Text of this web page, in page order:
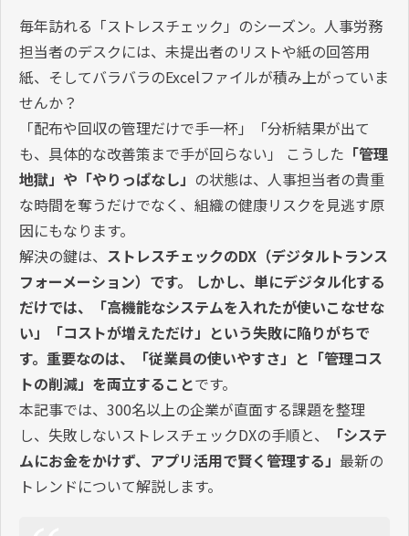
毎年訪れる「ストレスチェック」のシーズン。人事労務
担当者のデスクには、未提出者のリストや紙の回答用
紙、そしてバラバラのExcelファイルが積み上がっていま
せんか？
「配布や回収の管理だけで手一杯」「分析結果が出て
も、具体的な改善策まで手が回らない」 こうした 「管理
地獄」 や 「やりっぱなし」 の状態は、人事担当者の貴重
な時間を奪うだけでなく、組織の健康リスクを見逃す原
因にもなります。
解決の鍵は、 ストレスチェックのDX（デジタルトランス
フォーメーション）です。 しかし、単にデジタル化する
だけでは、「高機能なシステムを入れたが使いこなせな
い」「コストが増えただけ」という失敗に陥りがちで
す。重要なのは、「従業員の使いやすさ」と「管理コス
トの削減」を両立することです。
本記事では、300名以上の企業が直面する課題を整理
し、失敗しないストレスチェックDXの手順と、
「システ
ムにお金をかけず、アプリ活用で賢く管理する」 最新の
トレンドについて解説します。